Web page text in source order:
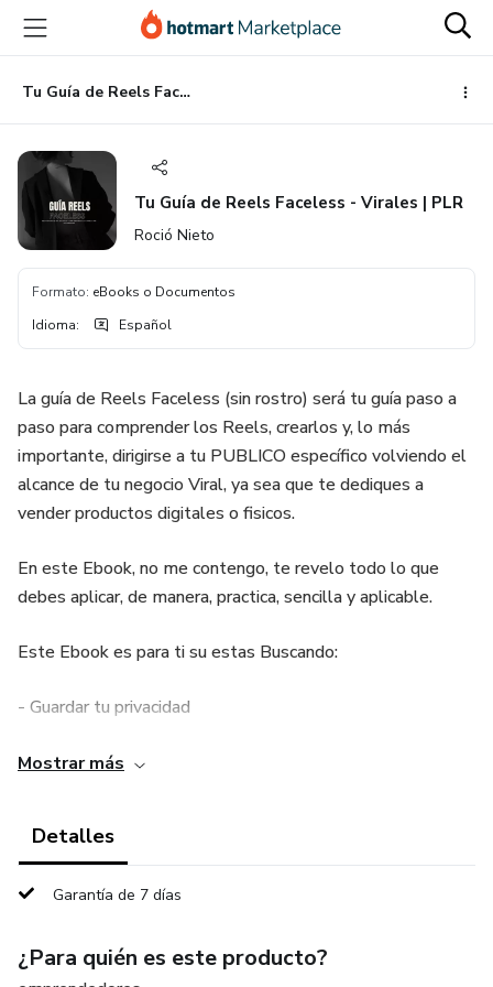
principal
página
de
página
Tu Guía de Reels Faceless - Virales | PLR
Tu Guía de Reels Faceless - Virales | PLR
Roció Nieto
Formato: eBooks o Documentos
Idioma: Español
La guía de Reels Faceless (sin rostro) será tu guía paso a
paso para comprender los Reels, crearlos y, lo más
importante, dirigirse a tu PUBLICO específico volviendo el
alcance de tu negocio Viral, ya sea que te dediques a
vender productos digitales o fisicos.
En este Ebook, no me contengo, te revelo todo lo que
debes aplicar, de manera, practica, sencilla y aplicable.
Este Ebook es para ti su estas Buscando:
- Guardar tu privacidad
- Eres introvertida /o
- no te importa aparecer un poco, pero no se te facilita.
Mostrar más
Detalles
Garantía de 7 días
¿Para quién es este producto?